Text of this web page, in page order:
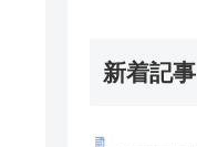
新着記事